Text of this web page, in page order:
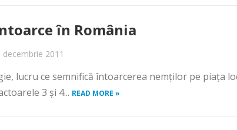
în România
decembrie 2011
lucru ce semnifică întoarcerea nemţilor pe piaţa
3 şi 4... READ MORE »